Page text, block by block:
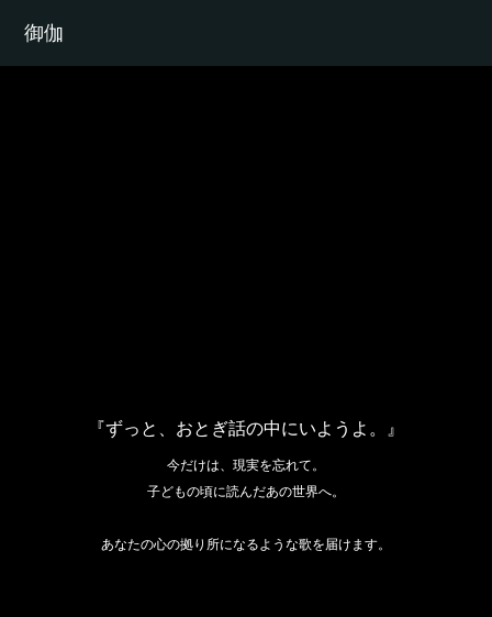
御伽
『ずっと、おとぎ話の中にいようよ。』
今だけは、現実を忘れて。
子どもの頃に読んだあの世界へ。
あなたの心の拠り所になるような歌を届けます。